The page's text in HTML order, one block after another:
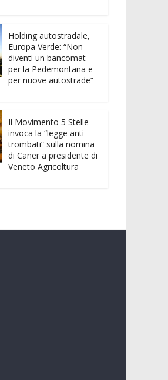
Holding autostradale,
Europa Verde: “Non
diventi un bancomat
per la Pedemontana e
per nuove autostrade”
Il Movimento 5 Stelle
invoca la “legge anti
trombati” sulla nomina
di Caner a presidente di
Veneto Agricoltura